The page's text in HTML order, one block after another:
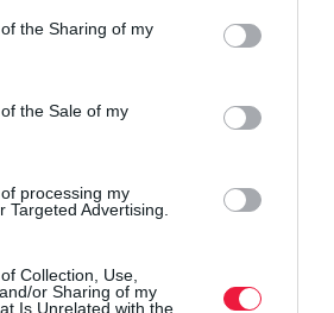
or usage behaviour. You may click to
to Google and its third-party tags to
specified purposes in below Google
the Sharing of my
the Sale of my
processing my
Targeted Advertising.
Collection, Use,
or Sharing of my
Is Unrelated with the
megegyezéssel: erre figyelj